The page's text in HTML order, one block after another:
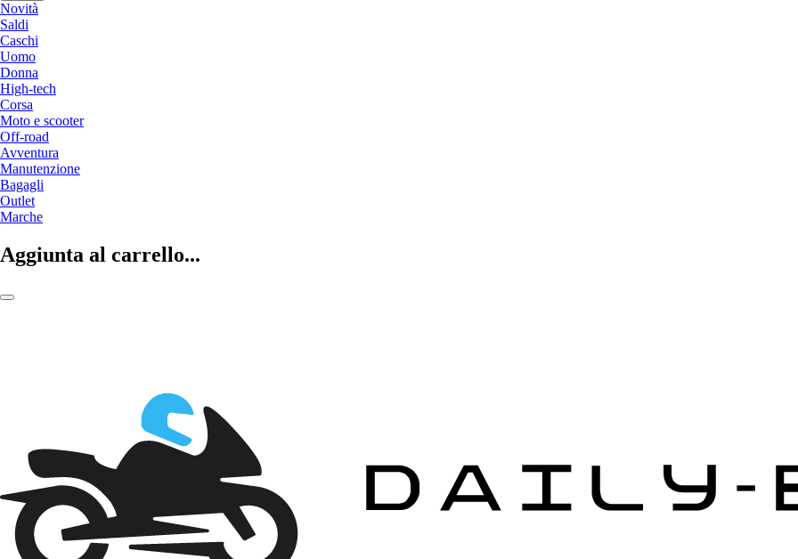
Novità
Saldi
Caschi
Uomo
Donna
High-tech
Corsa
Moto e scooter
Off-road
Avventura
Manutenzione
Bagagli
Outlet
Marche
Aggiunta al carrello...